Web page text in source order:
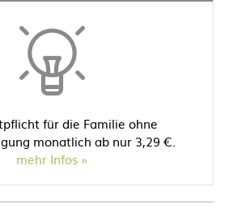
für die Familie ohne
monatlich ab nur 3,29 €.
mehr Infos